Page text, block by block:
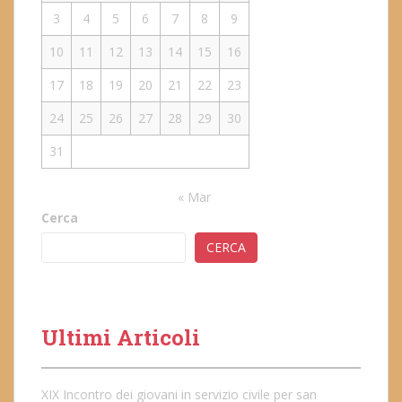
3
4 5 6 7 8
9
10
11 12 13 14 15
16
17
18 19 20 21 22
23
24
25 26 27 28 29
30
31
« Mar
Cerca
CERCA
Ultimi Articoli
XIX Incontro dei giovani in servizio civile per san